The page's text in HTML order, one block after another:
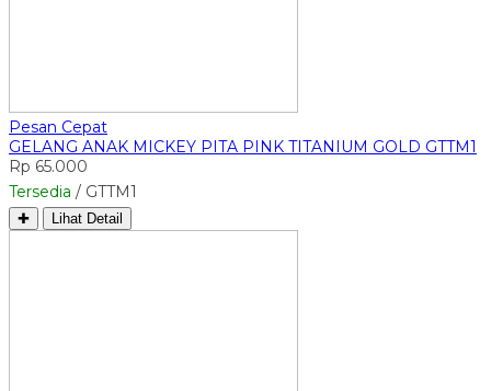
Pesan Cepat
GELANG ANAK MICKEY PITA PINK TITANIUM GOLD GTTM1
Rp 65.000
Tersedia / GTTM1
✚ Lihat Detail